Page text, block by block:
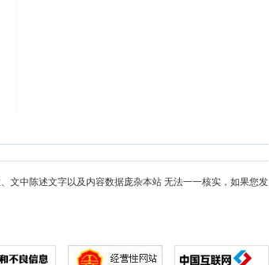
文中陈述文字以及内容数据庞杂本站 无法一一核实，如果您发